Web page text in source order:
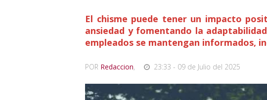
El chisme puede tener un impacto
ansiedad y fomentando la
empleados se mantengan informados,
POR Redaccion, 23:33 - 09 de Julio del 2025